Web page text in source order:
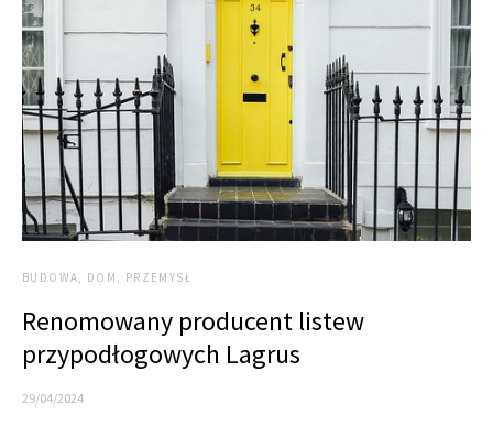
BUDOWA, DOM, PRZEMYSŁ
Renomowany producent listew
przypodłogowych Lagrus
29/04/2024